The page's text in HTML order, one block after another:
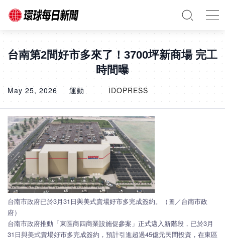
台南第2間好市多來了！3700坪新商場 完工
時間曝
May 25, 2026 運動 IDOPRESS
台南市政府已於3月31日與美式賣場好市多完成簽約。（圖／台南市政
府）
台南市政府推動「東區商四商業設施促參案」正式邁入新階段，已於3月
31日與美式賣場好市多完成簽約，預計引進超過45億元民間投資，在東區